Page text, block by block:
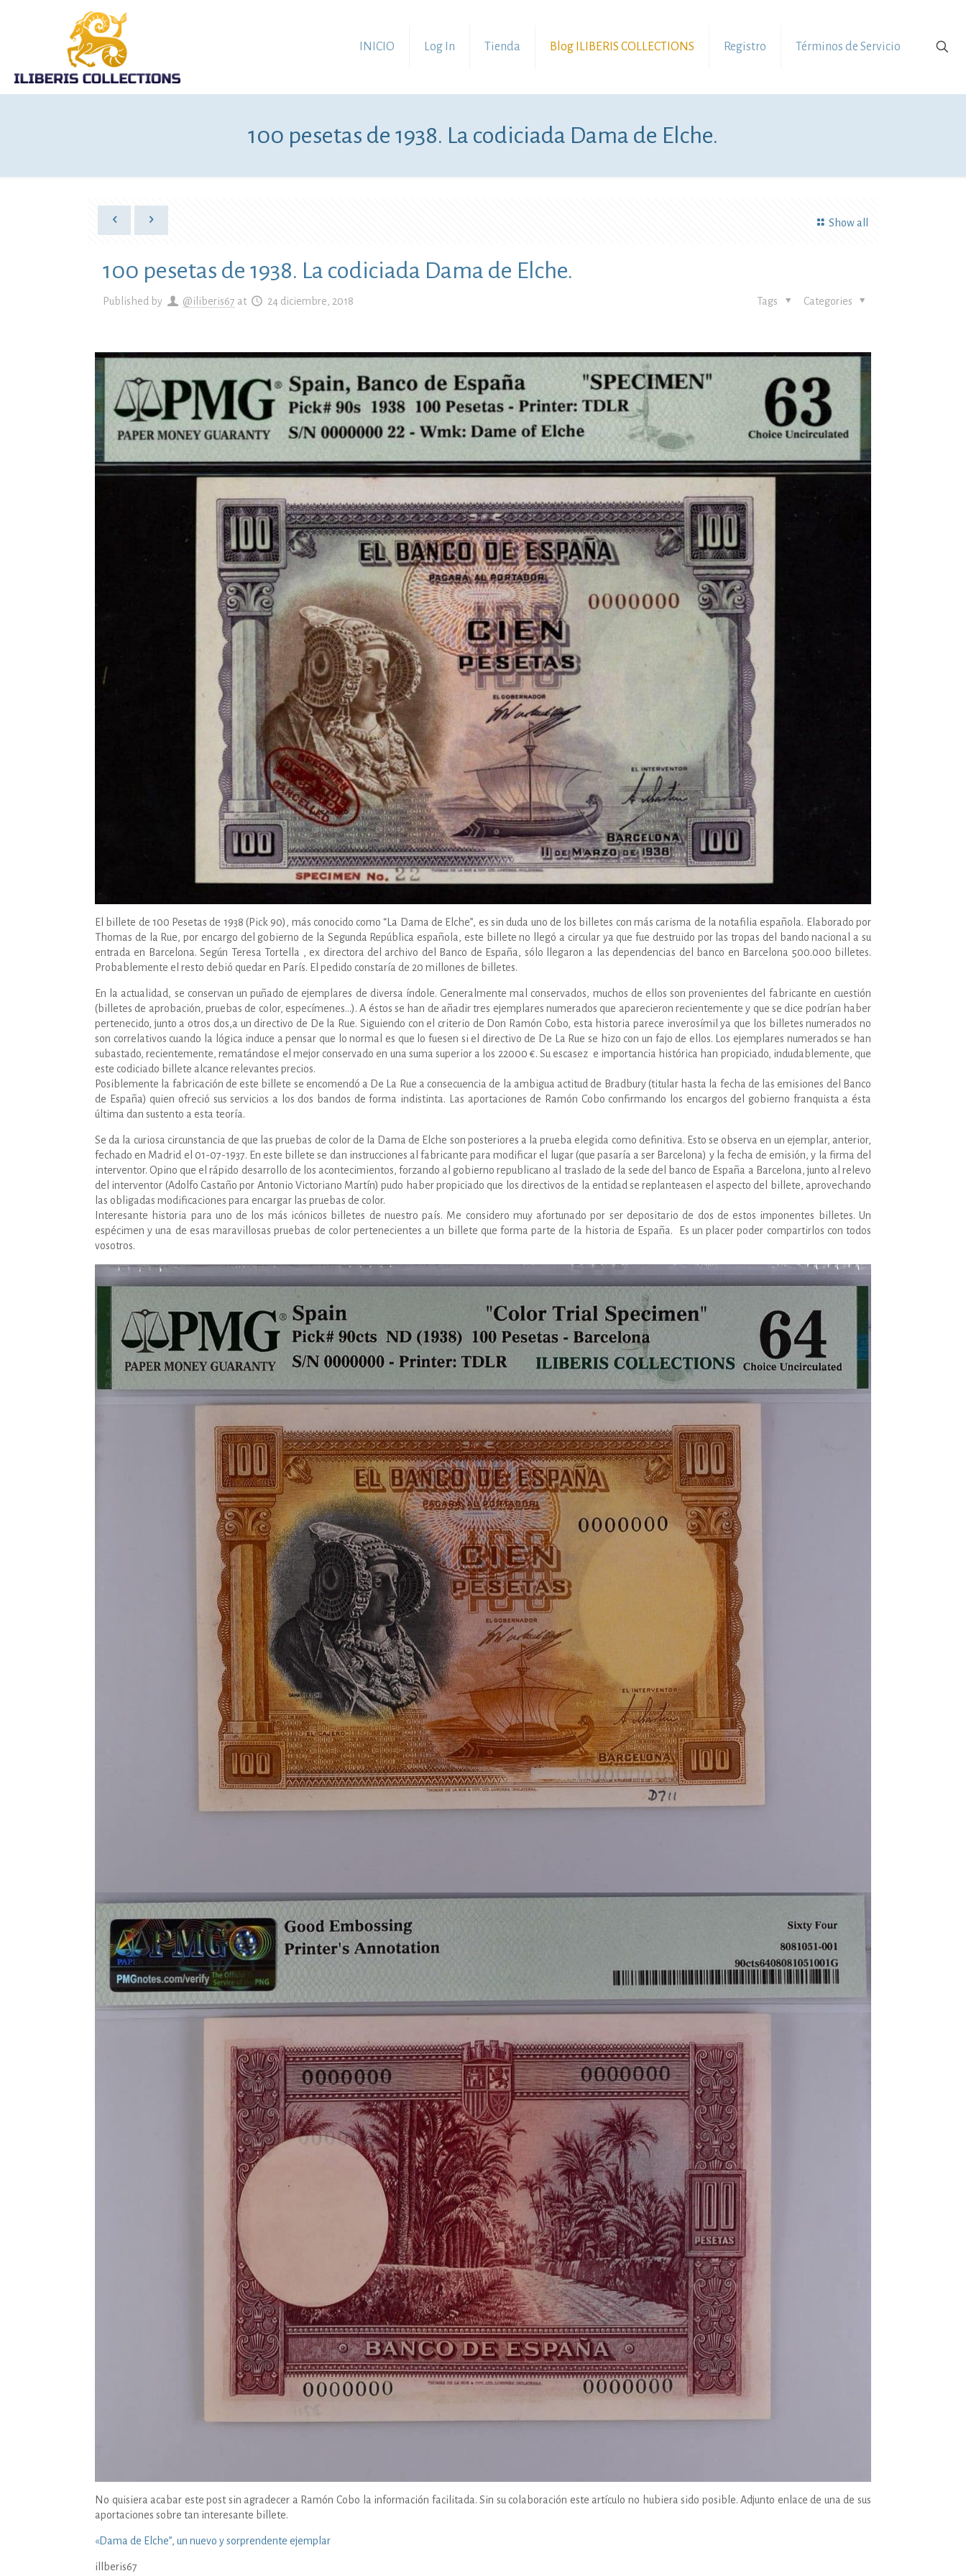
INICIO Log In Tienda Blog ILIBERIS COLLECTIONS Registro Términos de Servicio
100 pesetas de 1938. La codiciada Dama de Elche.
Show all
100 pesetas de 1938. La codiciada Dama de Elche.
Published by @iliberis67 at 24 diciembre, 2018 Categories
Tags
El billete de 100 Pesetas de 1938 (Pick 90), más conocido como “La Dama de Elche”, es sin duda uno de los billetes con más carisma de la notafilia española. Elaborado por
Thomas de la Rue, por encargo del gobierno de la Segunda República española, este billete no llegó a circular ya que fue destruido por las tropas del bando nacional a su
entrada en Barcelona. Según Teresa Tortella , ex directora del archivo del Banco de España, sólo llegaron a las dependencias del banco en Barcelona 500.000 billetes.
Probablemente el resto debió quedar en París. El pedido constaría de 20 millones de billetes.
En la actualidad, se conservan un puñado de ejemplares de diversa índole. Generalmente mal conservados, muchos de ellos son provenientes del fabricante en cuestión
(billetes de aprobación, pruebas de color, especímenes…). A éstos se han de añadir tres ejemplares numerados que aparecieron recientemente y que se dice podrían haber
pertenecido, junto a otros dos,a un directivo de De la Rue. Siguiendo con el criterio de Don Ramón Cobo, esta historia parece inverosímil ya que los billetes numerados no
son correlativos cuando la lógica induce a pensar que lo normal es que lo fuesen si el directivo de De La Rue se hizo con un fajo de ellos. Los ejemplares numerados se han
subastado, recientemente, rematándose el mejor conservado en una suma superior a los 22000 €. Su escasez e importancia histórica han propiciado, indudablemente, que
este codiciado billete alcance relevantes precios.
Posiblemente la fabricación de este billete se encomendó a De La Rue a consecuencia de la ambigua actitud de Bradbury (titular hasta la fecha de las emisiones del Banco
de España) quien ofreció sus servicios a los dos bandos de forma indistinta. Las aportaciones de Ramón Cobo confirmando los encargos del gobierno franquista a ésta
última dan sustento a esta teoría.
Se da la curiosa circunstancia de que las pruebas de color de la Dama de Elche son posteriores a la prueba elegida como definitiva. Esto se observa en un ejemplar, anterior,
fechado en Madrid el 01-07-1937. En este billete se dan instrucciones al fabricante para modificar el lugar (que pasaría a ser Barcelona) y la fecha de emisión, y la firma del
interventor. Opino que el rápido desarrollo de los acontecimientos, forzando al gobierno republicano al traslado de la sede del banco de España a Barcelona, junto al relevo
del interventor (Adolfo Castaño por Antonio Victoriano Martín) pudo haber propiciado que los directivos de la entidad se replanteasen el aspecto del billete, aprovechando
las obligadas modificaciones para encargar las pruebas de color.
Interesante historia para uno de los más icónicos billetes de nuestro país. Me considero muy afortunado por ser depositario de dos de estos imponentes billetes. Un
espécimen y una de esas maravillosas pruebas de color pertenecientes a un billete que forma parte de la historia de España. Es un placer poder compartirlos con todos
vosotros.
No quisiera acabar este post sin agradecer a Ramón Cobo la información facilitada. Sin su colaboración este artículo no hubiera sido posible. Adjunto enlace de una de sus
aportaciones sobre tan interesante billete.
«Dama de Elche”, un nuevo y sorprendente ejemplar
illberis67